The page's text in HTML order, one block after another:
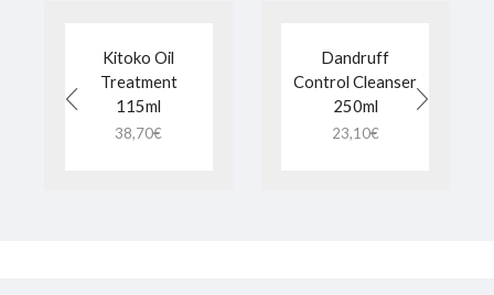
Kitoko Oil
Treatment
115ml
38,70€
Dandruff
Control Cleanser
250ml
23,10€